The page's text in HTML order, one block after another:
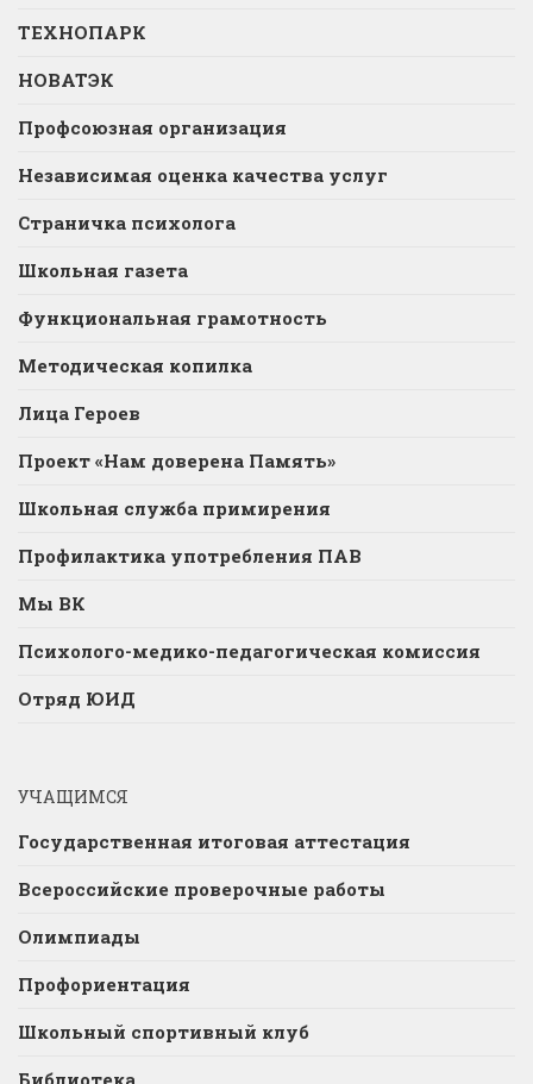
ТЕХНОПАРК
НОВАТЭК
Профсоюзная организация
Независимая оценка качества услуг
Страничка психолога
Школьная газета
Функциональная грамотность
Методическая копилка
Лица Героев
Проект «Нам доверена Память»
Школьная служба примирения
Профилактика употребления ПАВ
Мы ВК
Психолого-медико-педагогическая комиссия
Отряд ЮИД
УЧАЩИМСЯ
Государственная итоговая аттестация
Всероссийские проверочные работы
Олимпиады
Профориентация
Школьный спортивный клуб